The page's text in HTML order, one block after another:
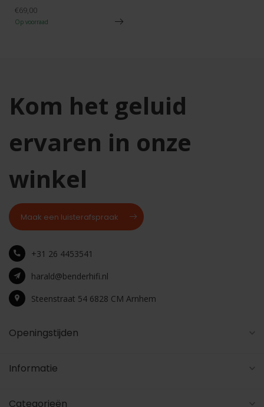
€69,00
Op voorraad
Kom het geluid
ervaren in onze
winkel
Maak een luisterafspraak
+31 26 4453541
harald@benderhifi.nl
Steenstraat 54 6828 CM Arnhem
Openingstijden
Informatie
Categorieën